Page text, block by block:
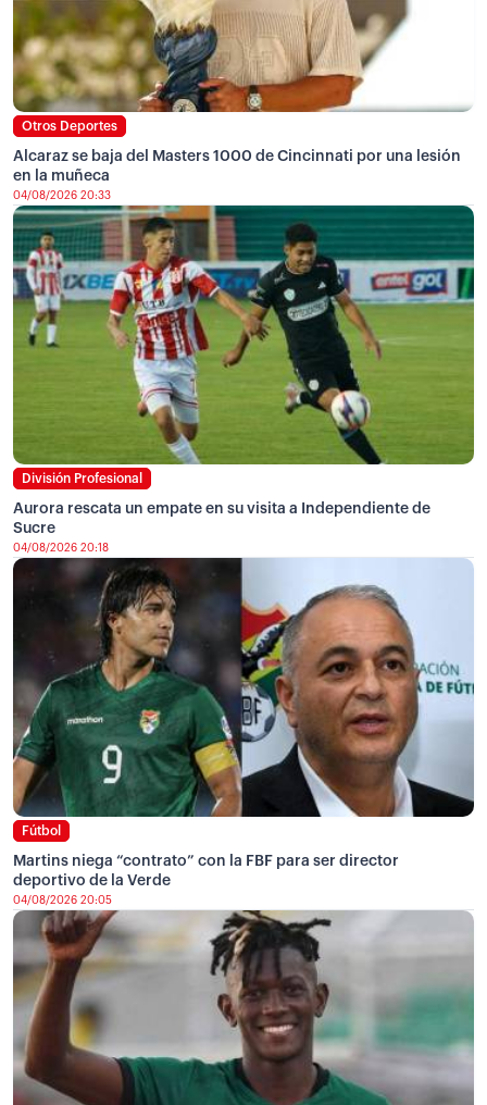
Otros Deportes
Alcaraz se baja del Masters 1000 de Cincinnati por una lesión
en la muñeca
04/08/2026 20:33
División Profesional
Aurora rescata un empate en su visita a Independiente de
Sucre
04/08/2026 20:18
Fútbol
Martins niega “contrato” con la FBF para ser director
deportivo de la Verde
04/08/2026 20:05